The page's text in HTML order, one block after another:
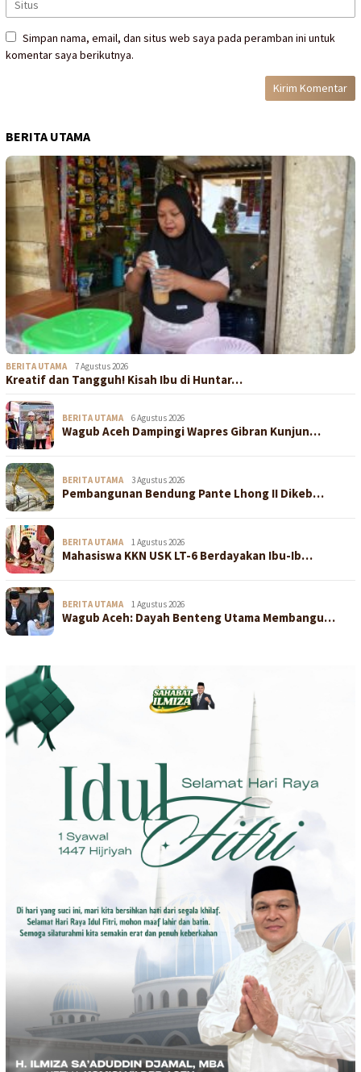
Simpan nama, email, dan situs web saya pada peramban ini untuk
komentar saya berikutnya.
BERITA UTAMA
BERITA UTAMA 7 Agustus 2026
Kreatif dan Tangguh! Kisah Ibu di Huntar…
BERITA UTAMA 6 Agustus 2026
Wagub Aceh Dampingi Wapres Gibran Kunjun…
BERITA UTAMA 3 Agustus 2026
Pembangunan Bendung Pante Lhong II Dikeb…
BERITA UTAMA 1 Agustus 2026
Mahasiswa KKN USK LT-6 Berdayakan Ibu-Ib…
BERITA UTAMA 1 Agustus 2026
Wagub Aceh: Dayah Benteng Utama Membangu…